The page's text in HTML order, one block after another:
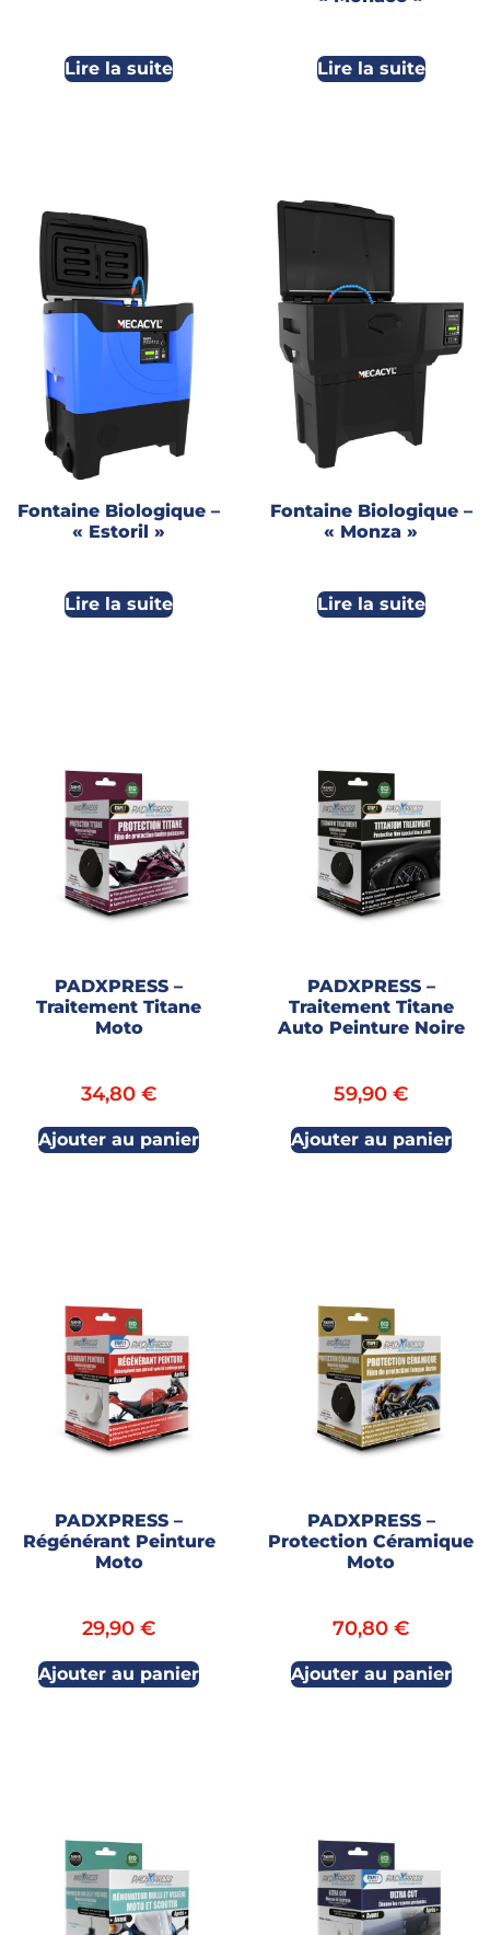
Lire la suite Lire la suite
Fontaine Biologique –
« Estoril »
Lire la suite
Fontaine Biologique –
« Monza »
Lire la suite
PADXPRESS –
Traitement Titane
Moto
34,80€
Ajouter au panier
PADXPRESS –
Traitement Titane
Auto Peinture Noire
59,90€
Ajouter au panier
PADXPRESS –
Régénérant Peinture
Moto
29,90€
Ajouter au panier
PADXPRESS –
Protection Céramique
Moto
70,80€
Ajouter au panier